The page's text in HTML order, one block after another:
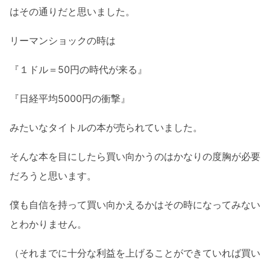
はその通りだと思いました。
リーマンショックの時は
『１ドル＝50円の時代が来る』
『日経平均5000円の衝撃』
みたいなタイトルの本が売られていました。
そんな本を目にしたら買い向かうのはかなりの度胸が必要
だろうと思います。
僕も自信を持って買い向かえるかはその時になってみない
とわかりません。
（それまでに十分な利益を上げることができていれば買い